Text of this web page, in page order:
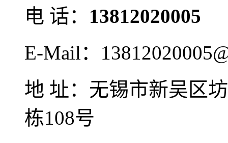
电 话： 13812020005
E-Mail：
地 址：无锡市新吴区
栋108号